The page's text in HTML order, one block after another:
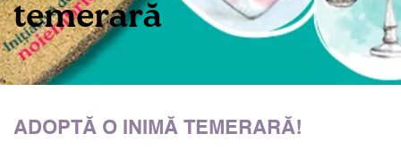
temerară
ADOPTĂ O INIMĂ TEMERARĂ!